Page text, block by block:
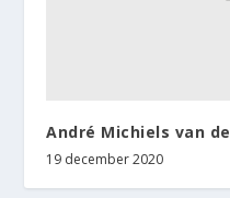
André Michiels van
19 december 2020